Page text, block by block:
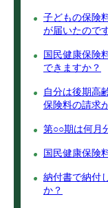
子どもの保険
が届いたので
国民健康保険
できますか？
自分は後期高
保険料の請求
第○○期は何月
国民健康保険
納付書で納付
か？